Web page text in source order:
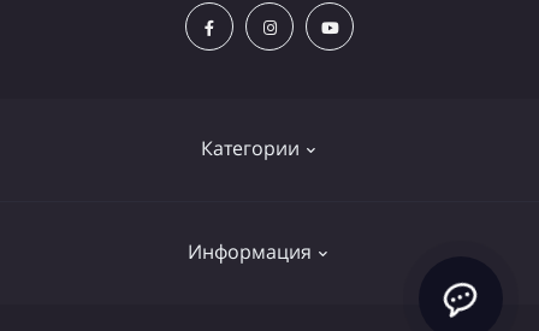
Категории
Информация